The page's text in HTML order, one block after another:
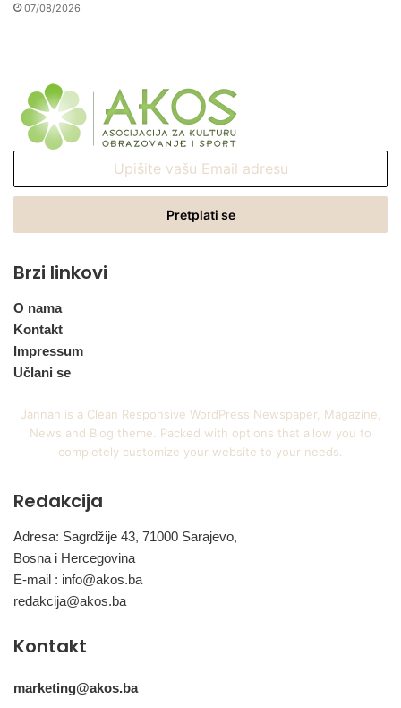
07/08/2026
Email
Brzi linkovi
O nama
Kontakt
Impressum
Učlani se
Jannah is a Clean Responsive WordPress Newspaper, Magazine,
News and Blog theme. Packed with options that allow you to
completely customize your website to your needs.
Redakcija
Adresa: Sagrdžije 43, 71000 Sarajevo,
Bosna i Hercegovina
E-mail : info@akos.ba
redakcija@akos.ba
Kontakt
marketing@akos.ba